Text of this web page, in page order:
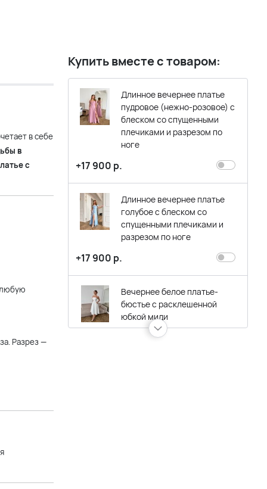
Купить вместе с товаром:
Длинное вечернее платье
пудровое (нежно-розовое) с
блеском со спущенными
плечиками и разрезом по
ноге
+17 900 р.
Длинное вечернее платье
голубое с блеском со
спущенными плечиками и
разрезом по ноге
+17 900 р.
Вечернее белое платье-
бюстье с расклешенной
юбкой миди
в себе
в
с
любую
Разрез —